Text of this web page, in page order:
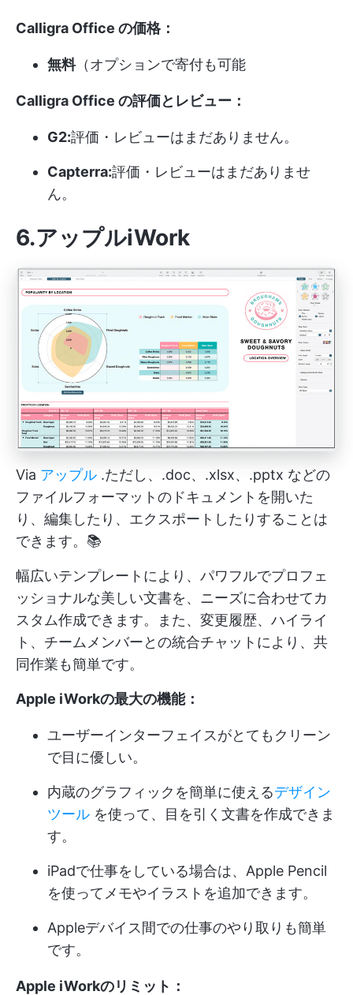
Calligra Office の価格：
無料（オプションで寄付も可能
Calligra Office の評価とレビュー：
G2:評価・レビューはまだありません。
Capterra:評価・レビューはまだありませ
ん。
6.アップルiWork
Via アップル .ただし、.doc、.xlsx、.pptx などの
ファイルフォーマットのドキュメントを開いた
り、編集したり、エクスポートしたりすることは
できます。📚
幅広いテンプレートにより、パワフルでプロフェ
ッショナルな美しい文書を、ニーズに合わせてカ
スタム作成できます。また、変更履歴、ハイライ
ト、チームメンバーとの統合チャットにより、共
同作業も簡単です。
Apple iWorkの最大の機能：
ユーザーインターフェイスがとてもクリーン
で目に優しい。
内蔵のグラフィックを簡単に使えるデザイン
ツール を使って、目を引く文書を作成できま
す。
iPadで仕事をしている場合は、Apple Pencil
を使ってメモやイラストを追加できます。
Appleデバイス間での仕事のやり取りも簡単
です。
Apple iWorkのリミット：